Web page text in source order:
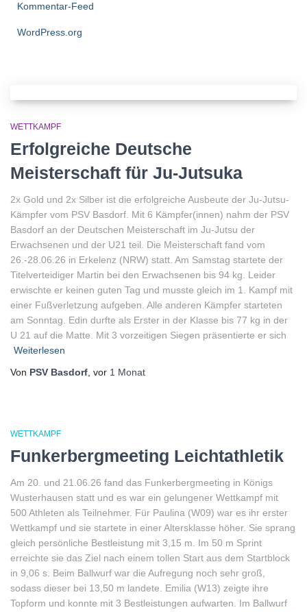
Kommentar-Feed
WordPress.org
WETTKAMPF
Erfolgreiche Deutsche
Meisterschaft für Ju-Jutsuka
2x Gold und 2x Silber ist die erfolgreiche Ausbeute der Ju-Jutsu-
Kämpfer vom PSV Basdorf. Mit 6 Kämpfer(innen) nahm der PSV
Basdorf an der Deutschen Meisterschaft im Ju-Jutsu der
Erwachsenen und der U21 teil. Die Meisterschaft fand vom
26.-28.06.26 in Erkelenz (NRW) statt. Am Samstag startete der
Titelverteidiger Martin bei den Erwachsenen bis 94 kg. Leider
erwischte er keinen guten Tag und musste gleich im 1. Kampf mit
einer Fußverletzung aufgeben. Alle anderen Kämpfer starteten
am Sonntag. Edin durfte als Erster in der Klasse bis 77 kg in der
U 21 auf die Matte. Mit 3 vorzeitigen Siegen präsentierte er sich
Weiterlesen
Von PSV Basdorf , vor 1 Monat
WETTKAMPF
Funkerbergmeeting Leichtathletik
Am 20. und 21.06.26 fand das Funkerbergmeeting in Königs
Wusterhausen statt und es war ein gelungener Wettkampf mit
500 Athleten als Teilnehmer. Für Paulina (W09) war es ihr erster
Wettkampf und sie startete in einer Altersklasse höher. Sie sprang
gleich persönliche Bestleistung mit 3,15 m. Im 50 m Sprint
erreichte sie das Ziel nach einem tollen Start aus dem Startblock
in 9,06 s. Beim Ballwurf war die Aufregung noch sehr groß,
sodass dieser bei 13,50 m landete. Emilia (W13) zeigte ihre
Topform und konnte mit 3 Bestleistungen aufwarten. Im Ballwurf